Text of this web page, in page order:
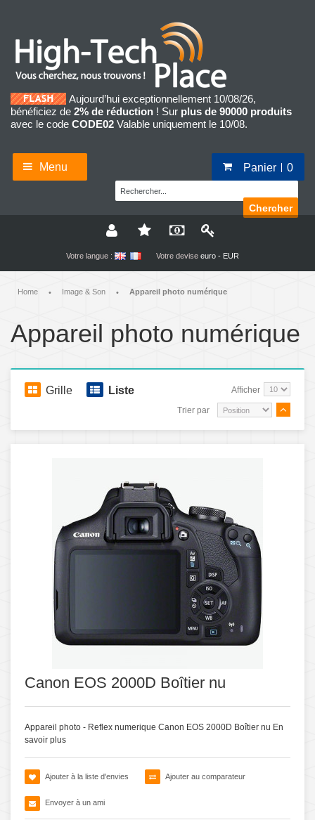
Aujourd’hui exceptionnellement 10/08/26,
bénéficiez de 2% de réduction ! Sur plus de 90000 produits
avec le code CODE02 Valable uniquement le 10/08.
Menu Panier 0
Chercher
Votre langue : Votre devise euro - EUR
Home • Image & Son • Appareil photo numérique
Appareil photo numérique
Grille Liste Afficher
Trier par
Canon EOS 2000D Boîtier nu
Appareil photo - Reflex numerique Canon EOS 2000D Boîtier nu En
savoir plus
Ajouter à la liste d'envies Ajouter au comparateur
Envoyer à un ami